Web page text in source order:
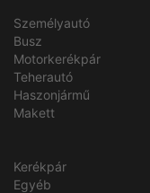
Személyautó
Busz
Motorkerékpár
Teherautó
Haszonjármű
Makett
Kerékpár
Egyéb